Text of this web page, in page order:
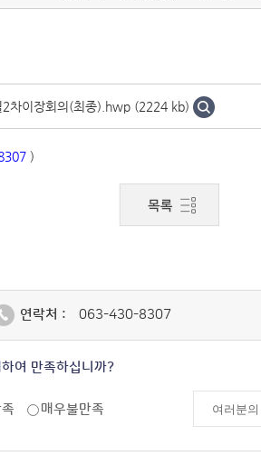
차이장회의(최종).hwp (2224 kb)
)
연락처 : 063-430-8307
여 만족하십니까?
매우불만족